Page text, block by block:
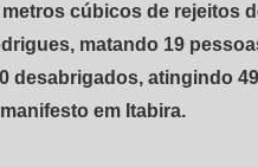
cúbicos de rejeitos
matando 19
desabrigados, atingindo
em Itabira.